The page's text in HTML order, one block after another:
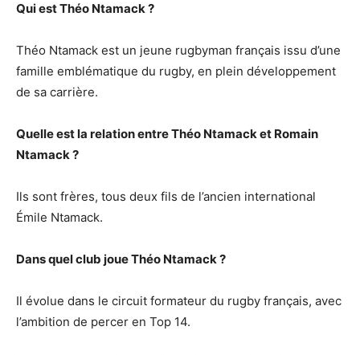
Qui est Théo Ntamack ?
Théo Ntamack est un jeune rugbyman français issu d’une
famille emblématique du rugby, en plein développement
de sa carrière.
Quelle est la relation entre Théo Ntamack et Romain
Ntamack ?
Ils sont frères, tous deux fils de l’ancien international
Émile Ntamack.
Dans quel club joue Théo Ntamack ?
Il évolue dans le circuit formateur du rugby français, avec
l’ambition de percer en Top 14.